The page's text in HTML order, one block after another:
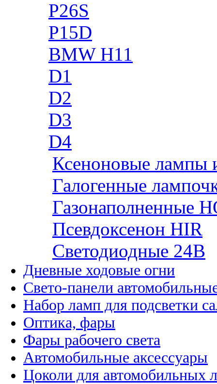
P26S
P15D
BMW H11
D1
D2
D3
D4
Ксеноновые лампы
Галогенные
Газонаполненные
Псевдоксенон HIR
Cветодиодные 24B
Дневные ходовые огни
Свето-панели
Набор ламп для подсветки
Оптика, фары
Фары рабочего света
Автомобильные аксессуары
Цоколи для автомобильных